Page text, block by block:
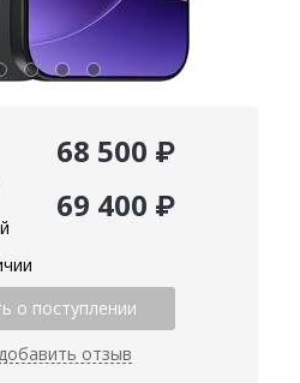
68 500 ₽
69 400 ₽
отзыв